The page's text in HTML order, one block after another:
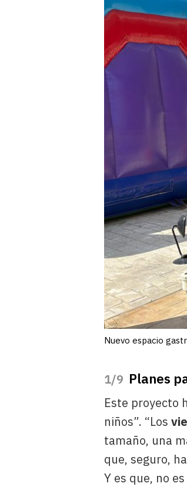
Nuevo espacio
/9 Planes
Este proyecto
niños”. “Los
tamaño, una
que, seguro,
Y es que, no